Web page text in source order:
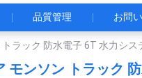
品質管理 お問
ラック 防水電子 6T 水力シス
モンソン トラック